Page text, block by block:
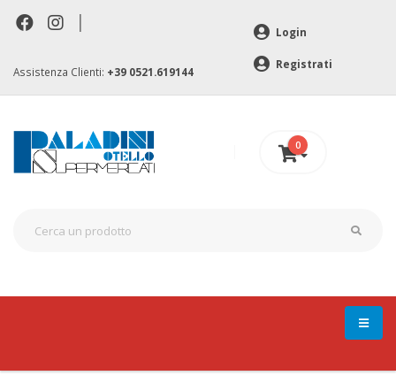
|
Assistenza Clienti: +39 0521.619144
Login
Registrati
0